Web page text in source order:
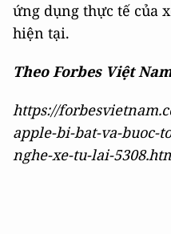
ứng dụng thực tế của
hiện tại.
Theo Forbes Việt
https://
apple-bi-bat-va-buoc-
nghe-xe-tu-lai-